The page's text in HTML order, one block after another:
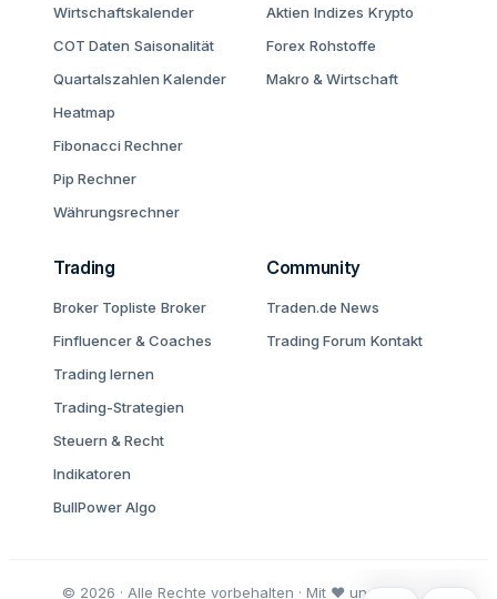
Wirtschaftskalender
COT Daten Saisonalität
Quartalszahlen Kalender
Heatmap
Fibonacci Rechner
Pip Rechner
Währungsrechner
Aktien Indizes Krypto
Forex Rohstoffe
Makro & Wirtschaft
Trading
Broker Topliste Broker
Finfluencer & Coaches
Trading lernen
Trading-Strategien
Steuern & Recht
Indikatoren
BullPower Algo
Community
Traden.de News
Trading Forum Kontakt
© 2026 · Alle Rechte vorbehalten · Mit ♥ und